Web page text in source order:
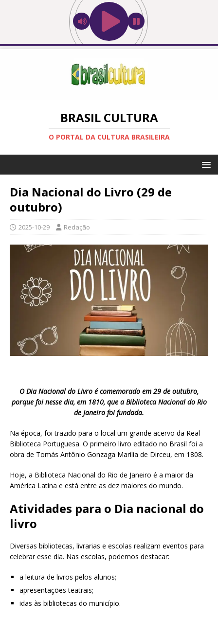
BRASIL CULTURA
O PORTAL DA CULTURA BRASILEIRA
Dia Nacional do Livro (29 de
outubro)
2025-10-29 Redação
O Dia Nacional do Livro é comemorado em 29 de outubro,
porque foi nesse dia, em 1810, que a Biblioteca Nacional do Rio
de Janeiro foi fundada.
Na época, foi trazido para o local um grande acervo da Real
Biblioteca Portuguesa. O primeiro livro editado no Brasil foi a
obra de Tomás Antônio Gonzaga Marília de Dirceu, em 1808.
Hoje, a Biblioteca Nacional do Rio de Janeiro é a maior da
América Latina e está entre as dez maiores do mundo.
Atividades para o Dia nacional do
livro
Diversas bibliotecas, livrarias e escolas realizam eventos para
celebrar esse dia. Nas escolas, podemos destacar:
a leitura de livros pelos alunos;
apresentações teatrais;
idas às bibliotecas do município.